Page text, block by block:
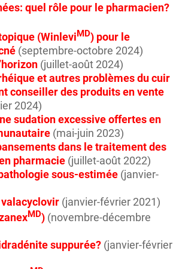
quel rôle pour le pharmacien?
(WinleviMD) pour le
(septembre-octobre 2024)
(juillet-août 2024)
et autres problèmes du cuir
conseiller des produits en vente
2024)
sudation excessive offertes en
(mai-juin 2023)
dans le traitement des
pharmacie (juillet-août 2022)
sous-estimée (janvier-
(janvier-février 2021)
MD) (novembre-décembre
suppurée? (janvier-février